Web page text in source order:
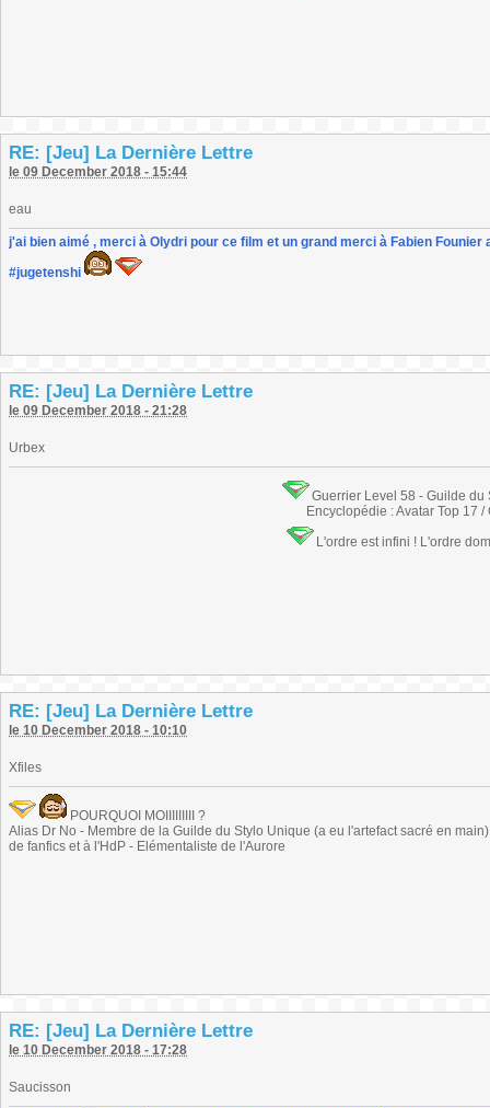
RE: [Jeu] La Dernière Lettre
le 09 December 2018 - 15:44
eau
j'ai bien aimé , merci à Olydri pour ce film et un grand merci à Fabien
#jugetenshi
RE: [Jeu] La Dernière Lettre
le 09 December 2018 - 21:28
Urbex
Guerrier Level 58 - Guilde
Encyclopédie : Avatar Top 17 /
L'ordre est infini ! L'ordre
RE: [Jeu] La Dernière Lettre
le 10 December 2018 - 10:10
Xfiles
POURQUOI MOIIIIIIIII ?
Alias Dr No - Membre de la Guilde du Stylo Unique (a eu l'artefact sacré en
de fanfics et à l'HdP - Elémentaliste de l'Aurore
RE: [Jeu] La Dernière Lettre
le 10 December 2018 - 17:28
Saucisson